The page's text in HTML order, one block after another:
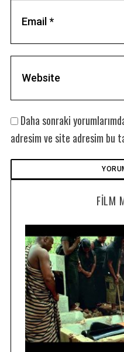
Daha sonraki
adresim ve site adresim bu
FILM
S
e
a
r
c
h
f